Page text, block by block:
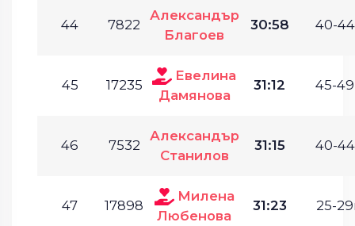
44 7822
Александър
Благоев
30:58 40-
45 17235
Евелина
Дамянова
31:12 45-
46 7532
Александър
Станилов
31:15 40-
47 17898
Милена
Любенова
31:23 25-